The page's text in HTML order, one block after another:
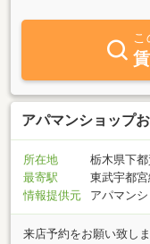
守です。豊富な経験と
介や販売、また質問疑
きます。ご連絡を頂け
す。
こ
アパマンショップ
所在地
栃木県下
最寄駅
東武宇都
情報提供元
アパマン
来店予約をお願い致し